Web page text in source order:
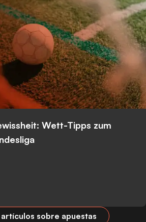
Wett-Tipps zum
sobre apuestas